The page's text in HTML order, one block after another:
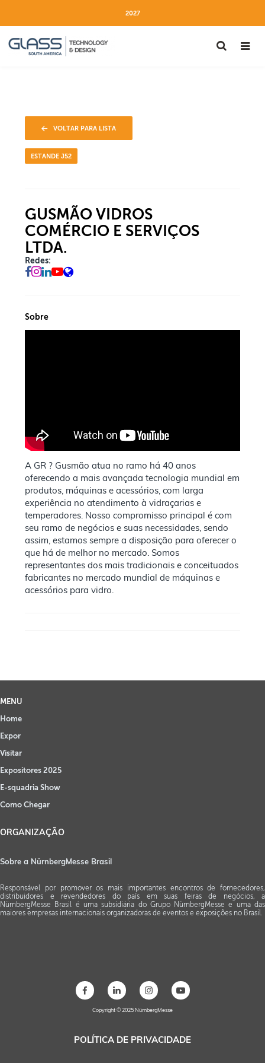
2027
VOLTAR PARA LISTA
ESTANDE J52
GUSMÃO VIDROS
COMÉRCIO E SERVIÇOS
LTDA.
Redes:
Sobre
A GR ? Gusmão atua no ramo há 40 anos
oferecendo a mais avançada tecnologia mundial em
produtos, máquinas e acessórios, com larga
experiência no atendimento à vidraçarias e
temperadores. Nosso compromisso principal é com
seu ramo de negócios e suas necessidades, sendo
assim, estamos sempre a disposição para oferecer o
que há de melhor no mercado. Somos
representantes dos mais tradicionais e conceituados
fabricantes no mercado mundial de máquinas e
acessórios para vidro.
MENU
Home
Expor
Visitar
Expositores 2025
E-squadria Show
Como Chegar
ORGANIZAÇÃO
Sobre a NürnbergMesse Brasil
Responsável por promover os mais importantes encontros de fornecedores,
distribuidores e revendedores do país em suas feiras de negócios, a
NürnbergMesse Brasil é uma subsidiária do Grupo NürnbergMesse e uma das
maiores empresas internacionais organizadoras de eventos e exposições no Brasil.
Copyright © 2025 NürnbergMesse
POLÍTICA DE PRIVACIDADE